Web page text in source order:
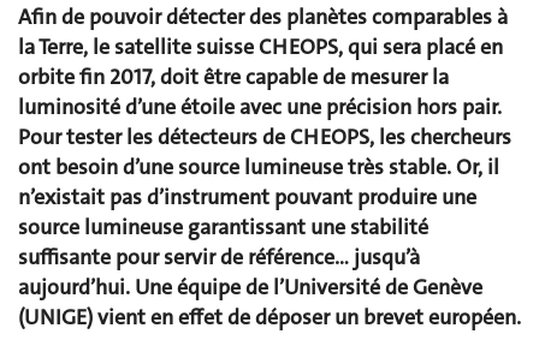
Afin de pouvoir détecter des planètes comparables à
la Terre, le satellite suisse CHEOPS, qui sera placé en
orbite fin 2017, doit être capable de mesurer la
luminosité d’une étoile avec une précision hors pair.
Pour tester les détecteurs de CHEOPS, les chercheurs
ont besoin d’une source lumineuse très stable. Or, il
n’existait pas d’instrument pouvant produire une
source lumineuse garantissant une stabilité
suffisante pour servir de référence… jusqu’à
aujourd’hui. Une équipe de l’Université de Genève
(UNIGE) vient en effet de déposer un brevet européen.